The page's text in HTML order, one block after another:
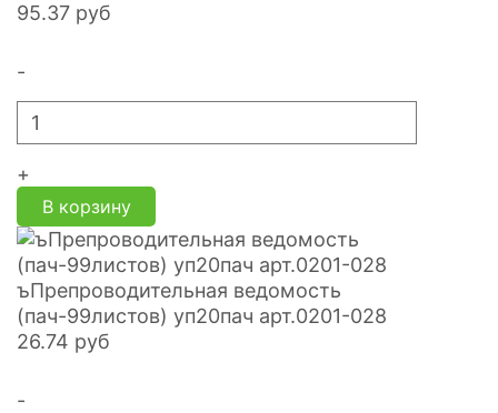
95.37 руб
-
+
В корзину
ъПрепроводительная ведомость
(пач-99листов) уп20пач арт.0201-028
26.74 руб
-